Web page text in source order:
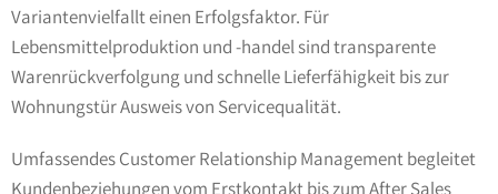
Variantenvielfallt einen Erfolgsfaktor. Für
Lebensmittelproduktion und -handel sind transparente
Warenrückverfolgung und schnelle Lieferfähigkeit bis zur
Wohnungstür Ausweis von Servicequalität.
Umfassendes Customer Relationship Management begleitet
Kundenbeziehungen vom Erstkontakt bis zum After Sales